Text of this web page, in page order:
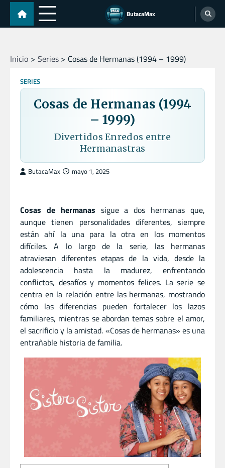
Skip
content
ButacaMax
Inicio Series Cosas de Hermanas (1994 – 1999)
SERIES
Cosas de Hermanas (1994
– 1999)
Divertidos Enredos entre
Hermanastras
ButacaMax mayo 1, 2025
Cosas de hermanas sigue a dos hermanas que,
aunque tienen personalidades diferentes, siempre
están ahí la una para la otra en los momentos
difíciles. A lo largo de la serie, las hermanas
atraviesan diferentes etapas de la vida, desde la
adolescencia hasta la madurez, enfrentando
conflictos, desafíos y momentos felices. La serie se
centra en la relación entre las hermanas, mostrando
cómo las diferencias pueden fortalecer los lazos
familiares, mientras se abordan temas sobre el amor,
el sacrificio y la amistad. «Cosas de hermanas» es una
entrañable historia de familia.